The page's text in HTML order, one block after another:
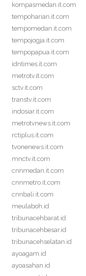
kompasmedan.it.com
tempoharian.it.com
tempomedan.it.com
tempojogja.it.com
tempopapua.it.com
idntimes.it.com
metrotv.it.com
sctv.it.com
transtv.it.com
indosiar.it.com
metrotvnews.it.com
rctiplus.it.com
tvonenews.it.com
mnctv.it.com
cnnmedan.it.com
cnnmetro.it.com
cnnbali.it.com
meulaboh.id
tribunacehbarat.id
tribunacehbesar.id
tribunacehselatan.id
ayoagam.id
ayoasahan.id